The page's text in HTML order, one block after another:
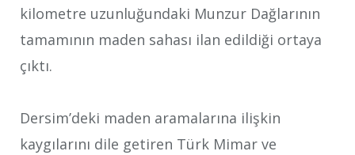
kilometre uzunluğundaki Munzur Dağlarının
tamamının maden sahası ilan edildiği ortaya
çıktı.
Dersim’deki maden aramalarına ilişkin
kaygılarını dile getiren Türk Mimar ve